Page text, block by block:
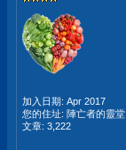
加入日期: Apr 2017
您的住址: 陣亡者的靈堂
文章: 3,222